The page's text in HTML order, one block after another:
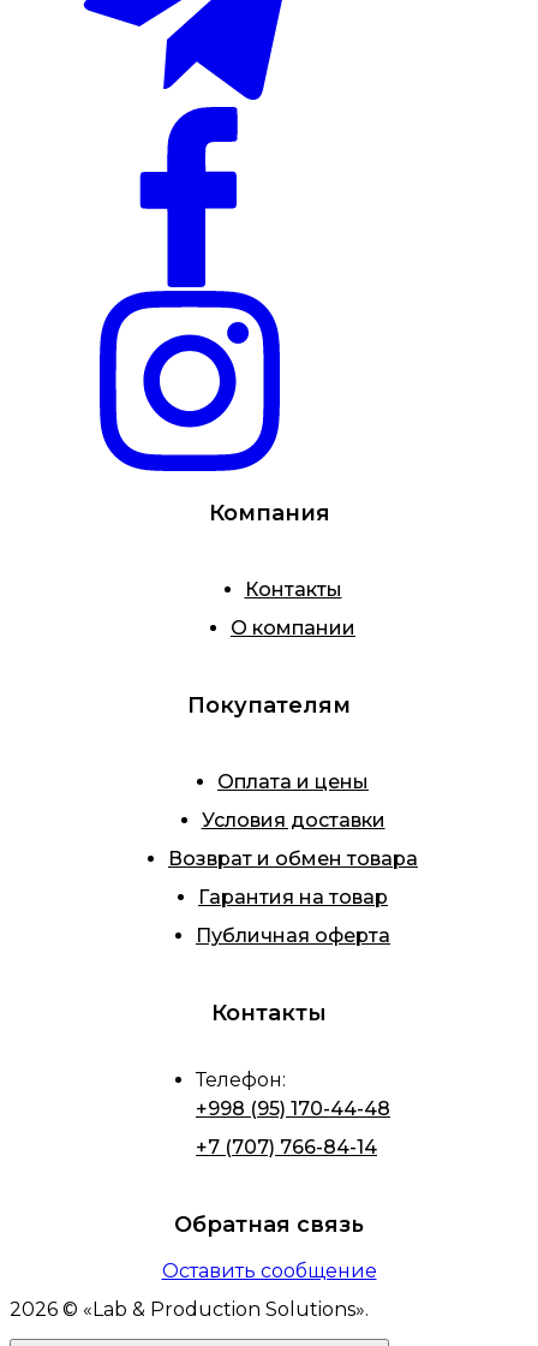
Компания
Контакты
О компании
Покупателям
Оплата и цены
Условия доставки
Возврат и обмен товара
Гарантия на товар
Публичная оферта
Контакты
Телефон:
+998 (95) 170-44-48
+7 (707) 766-84-14
Обратная связь
Оставить сообщение
2026 © « Lab & Production Solutions».